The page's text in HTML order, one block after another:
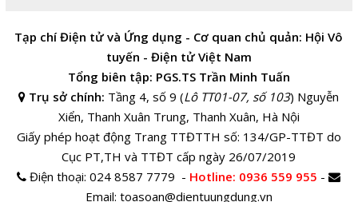
Tạp chí Điện tử và Ứng dụng - Cơ quan chủ quản: Hội Vô
tuyến - Điện tử Việt Nam
Tổng biên tập: PGS.TS Trần Minh Tuấn
Trụ sở chính: Tầng 4, số 9 (Lô TT01-07, số 103) Nguyễn
Xiển, Thanh Xuân Trung, Thanh Xuân, Hà Nội
Giấy phép hoạt động Trang TTĐTTH số: 134/GP-TTĐT do
Cục PT,TH và TTĐT cấp ngày 26/07/2019
Điện thoại:024 8587 7779 - Hotline: 0936 559 955 -
Email: toasoan@dientuungdung.vn